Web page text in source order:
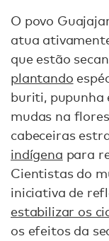
O povo
atua
que estão
plantando
buriti, pupunha
mudas na
cabeceiras
indígena para
Cientistas do
iniciativa de
estabilizar os
os efeitos da